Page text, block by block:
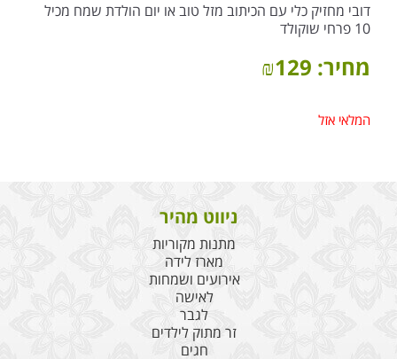
דובי מחזיק כלי עם הכיתוב מזל טוב או יום הולדת שמח מכיל
10 פרחי שוקולד
מחיר: ₪129
המלאי אזל
ניווט מהיר
מתנות מקוריות
מארז לידה
אירועים ושמחות
לאישה
לגבר
זר מתוק לילדים
חגים